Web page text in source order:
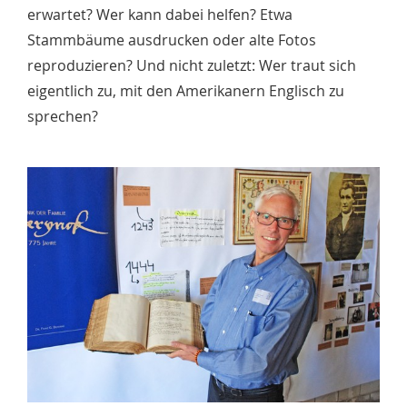
erwartet? Wer kann dabei helfen? Etwa
Stammbäume ausdrucken oder alte Fotos
reproduzieren? Und nicht zuletzt: Wer traut sich
eigentlich zu, mit den Amerikanern Englisch zu
sprechen?